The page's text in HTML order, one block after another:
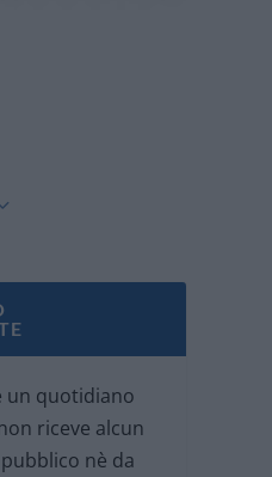
un quotidiano
riceve alcun
nè da